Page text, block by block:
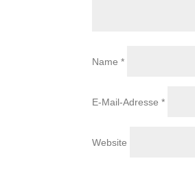
Name*
E-Mail-Adresse*
Website